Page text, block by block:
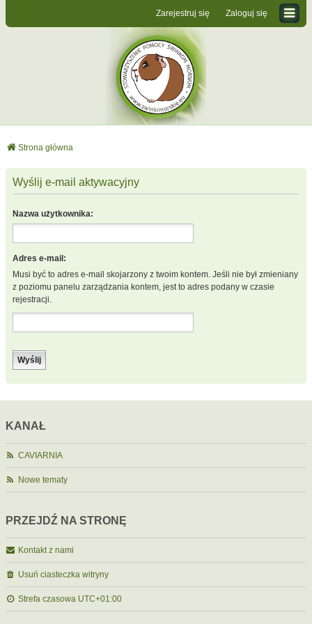
Zaloguj się
Zarejestruj się
Strona główna
Wyślij e-mail aktywacyjny
Nazwa użytkownika:
Adres e-mail:
Musi być to adres e-mail skojarzony z twoim kontem. Jeśli nie był zmieniany
z poziomu panelu zarządzania kontem, jest to adres podany w czasie
rejestracji.
KANAŁ
CAVIARNIA
Nowe tematy
PRZEJDŹ NA STRONĘ
Kontakt z nami
Usuń ciasteczka witryny
Strefa czasowa UTC+01:00